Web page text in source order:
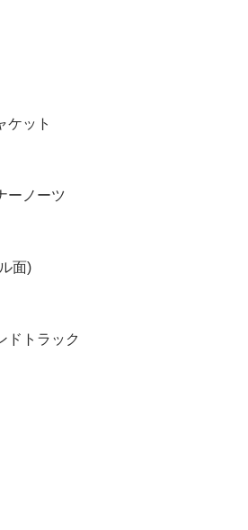
ケット
ーノーツ
面)
ドトラック